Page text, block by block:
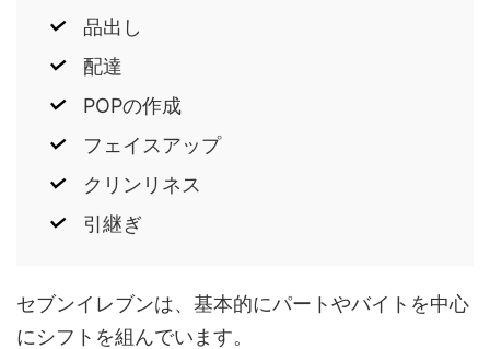
品出し
配達
POPの作成
フェイスアップ
クリンリネス
引継ぎ
セブンイレブンは、基本的にパートやバイトを中心
にシフトを組んでいます。